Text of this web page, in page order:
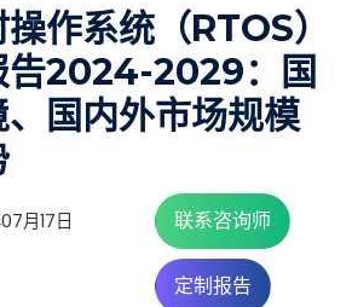
作系统（RTOS）
告2024-2029：国
、国内外市场规模
月17日 联系咨询师
定制报告